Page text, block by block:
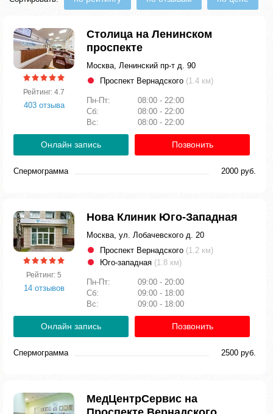
Рейтинг: 4.7
403 отзыва
Столица на Ленинском
проспекте
Москва, Ленинский пр-т д. 90
Проспект Вернадского (1.4 км)
Пн-Пт:
08:00 - 22:00
Сб:
08:00 - 22:00
Вс:
08:00 - 22:00
Онлайн запись Позвонить
Спермограмма 2000 руб.
Рейтинг: 5
14 отзывов
Нова Клиник Юго-Западная
Москва, ул. Лобачевского д. 20
Проспект Вернадского (1.2 км)
Юго-западная (1.8 км)
Пн-Пт:
09:00 - 20:00
Сб:
09:00 - 18:00
Вс:
09:00 - 18:00
Онлайн запись Позвонить
Спермограмма 2500 руб.
МедЦентрСервис на